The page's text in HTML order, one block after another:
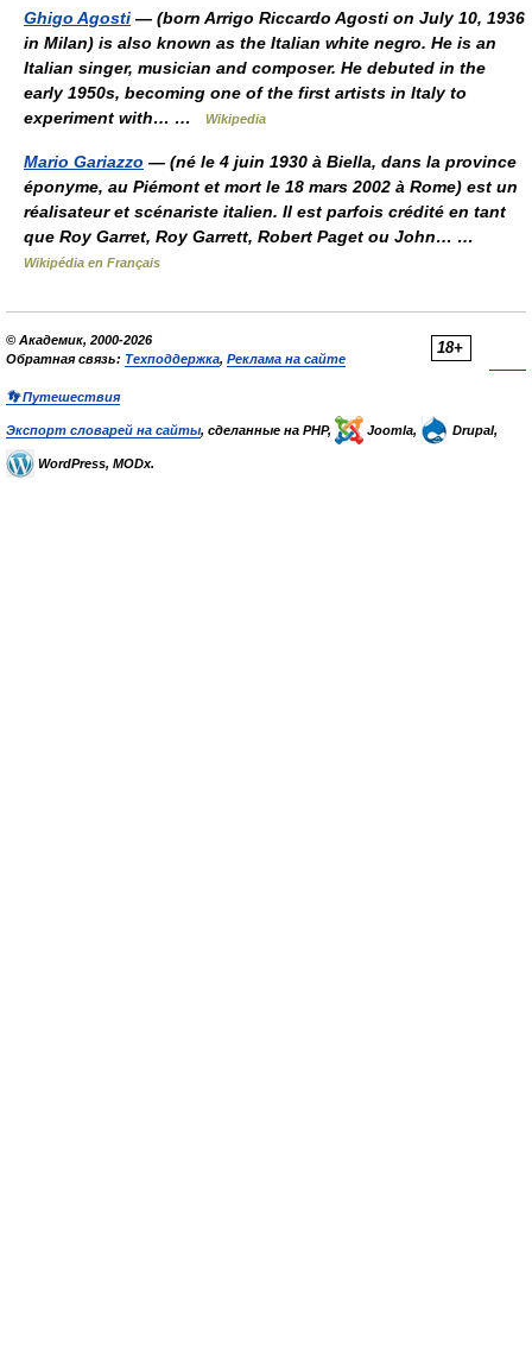
Ghigo Agosti — (born Arrigo Riccardo Agosti on July 10, 1936
in Milan) is also known as the Italian white negro. He is an
Italian singer, musician and composer. He debuted in the
early 1950s, becoming one of the first artists in Italy to
experiment with… …
Wikipedia
Mario Gariazzo — (né le 4 juin 1930 à Biella, dans la province
éponyme, au Piémont et mort le 18 mars 2002 à Rome) est un
réalisateur et scénariste italien. Il est parfois crédité en tant
que Roy Garret, Roy Garrett, Robert Paget ou John… …
Wikipédia en Français
18+
© Академик, 2000-2026
Обратная связь: Техподдержка, Реклама на сайте
👣 Путешествия
Экспорт словарей на сайты, сделанные на PHP, Joomla, Drupal,
WordPress, MODx.